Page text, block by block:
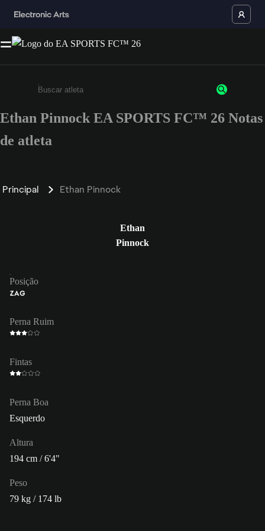
Insira pelo menos 3 caracteres ou números
Ethan Pinnock EA SPORTS FC™ 26 Notas
de atleta
Principal Ethan Pinnock
Ethan
Pinnock
Posição
ZAG
Perna Ruim
Fintas
Perna Boa
Esquerdo
Altura
194 cm / 6'4"
Peso
79 kg / 174 lb